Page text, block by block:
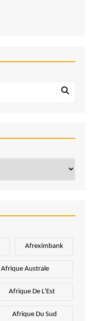
Afreximbank
Afrique Australe
Afrique De L'Est
Afrique Du Sud